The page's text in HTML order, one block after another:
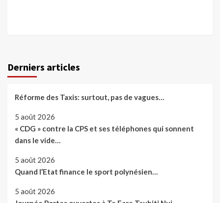
Derniers articles
Réforme des Taxis: surtout, pas de vagues…
5 août 2026
« CDG » contre la CPS et ses téléphones qui sonnent
dans le vide…
5 août 2026
Quand l’Etat finance le sport polynésien…
5 août 2026